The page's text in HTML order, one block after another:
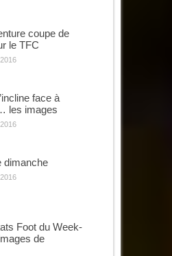
coupe de
le TFC
face à
les images
dimanche
Foot du Week-
de